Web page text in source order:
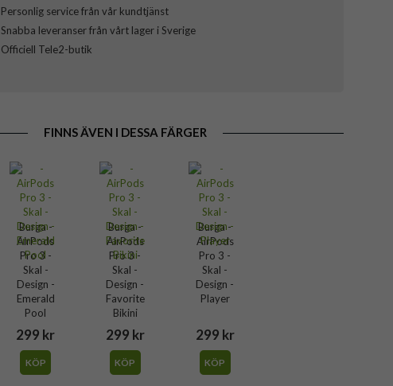
Personlig service från vår kundtjänst
Snabba leveranser från vårt lager i Sverige
Officiell Tele2-butik
FINNS ÄVEN I DESSA FÄRGER
Burga -
AirPods
Pro 3 -
Skal -
Design -
Emerald
Pool
299 kr
KÖP
Burga -
AirPods
Pro 3 -
Skal -
Design -
Favorite
Bikini
299 kr
KÖP
Burga -
AirPods
Pro 3 -
Skal -
Design -
Player
299 kr
KÖP